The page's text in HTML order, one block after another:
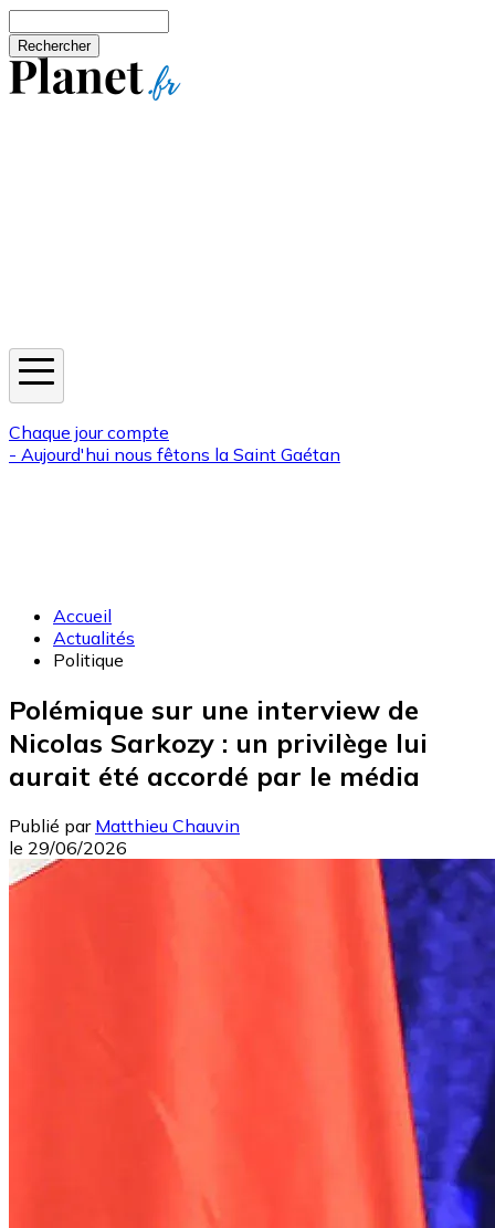
Chaque jour compte
- Aujourd'hui nous fêtons la Saint Gaétan
Accueil
Actualités
Politique
Polémique sur une interview de
Nicolas Sarkozy : un privilège lui
aurait été accordé par le média
Publié par Matthieu Chauvin
le 29/06/2026